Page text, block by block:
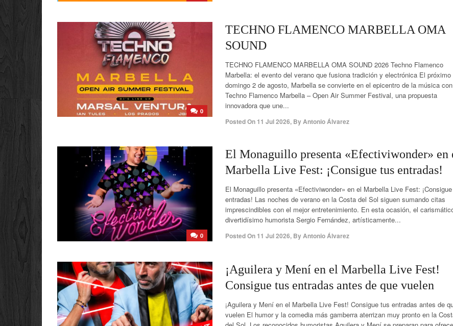
0
TECHNO FLAMENCO MARBELLA OMA
SOUND
TECHNO FLAMENCO MARBELLA OMA SOUND 2026 Techno Flamenco
Marbella: el evento del verano que fusiona tradición y electrónica El próximo
domingo 2 de agosto, Marbella se convierte en el epicentro de la música con
Techno Flamenco Marbella – Open Air Summer Festival, una propuesta
innovadora que une...
Posted On 11 Jul 2026, By Antonio Álvarez
0
El Monaguillo presenta «Efectiviwonder» en
Marbella Live Fest: ¡Consigue tus entradas!
El Monaguillo presenta «Efectiviwonder» en el Marbella Live Fest:
entradas! Las noches de verano en la Costa del Sol siguen sumando citas
imprescindibles con el mejor entretenimiento. En esta ocasión, el
divertidísimo humorista Sergio Fernández, artísticamente...
Posted On 11 Jul 2026, By Antonio Álvarez
¡Aguilera y Mení en el Marbella Live Fest!
Consigue tus entradas antes de que vuelen
¡Aguilera y Mení en el Marbella Live Fest! Consigue tus entradas antes de
vuelen El humor y la comedia más gamberra aterrizan muy pronto en la